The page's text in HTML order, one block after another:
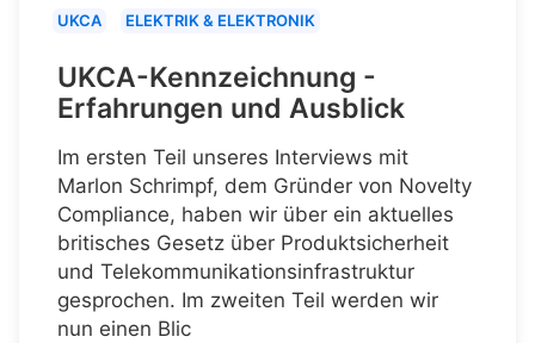
UKCA ELEKTRIK & ELEKTRONIK
UKCA-Kennzeichnung -
Erfahrungen und Ausblick
Im ersten Teil unseres Interviews mit
Marlon Schrimpf, dem Gründer von Novelty
Compliance, haben wir über ein aktuelles
britisches Gesetz über Produktsicherheit
und Telekommunikationsinfrastruktur
gesprochen. Im zweiten Teil werden wir
nun einen Blic